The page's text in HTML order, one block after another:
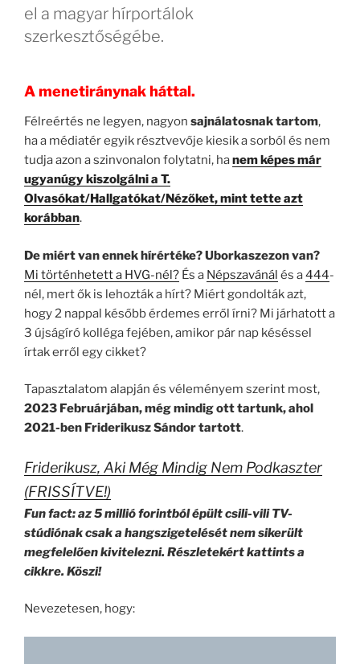
el a magyar hírportálok
szerkesztőségébe.
A menetiránynak háttal.
Félreértés ne legyen, nagyon sajnálatosnak tartom,
ha a médiatér egyik résztvevője kiesik a sorból és nem
tudja azon a szinvonalon folytatni, hanem képes már
ugyanúgy kiszolgálni a T.
Olvasókat/Hallgatókat/Nézőket, mint tette azt
korábban.
De miért van ennek hírértéke? Uborkaszezon van?
Mi történhetett a HVG-nél? És a Népszavánál és a444-
nél, mert ők is lehozták a hírt? Miért gondolták azt,
hogy 2 nappal később érdemes erről írni? Mi járhatott a
3 újságíró kolléga fejében, amikor pár nap késéssel
írtak erről egy cikket?
Tapasztalatom alapján és véleményem szerint most,
2023 Februárjában, még mindig ott tartunk, ahol
2021-ben Friderikusz Sándor tartott.
Friderikusz, Aki Még Mindig Nem Podkaszter
(FRISSÍTVE!)
Fun fact: az 5 millió forintból épült csili-vili TV-
stúdiónak csak a hangszigetelését nem sikerült
megfelelően kivitelezni. Részletekért kattints a
cikkre. Köszi!
Nevezetesen, hogy: